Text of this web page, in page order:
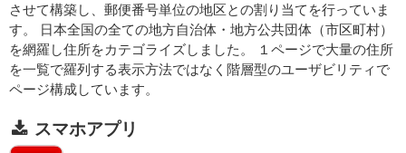
させて構築し、郵便番号単位の地区との割り当てを行っていま
す。 日本全国の全ての地方自治体・地方公共団体（市区町村）
を網羅し住所をカテゴライズしました。 １ページで大量の住所
を一覧で羅列する表示方法ではなく階層型のユーザビリティで
ページ構成しています。
スマホアプリ